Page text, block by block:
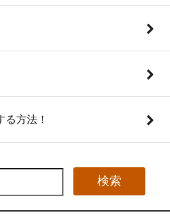
方法！
検索